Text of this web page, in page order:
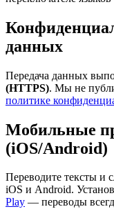
данных
Передача данных
(HTTPS). Мы не
политике
Мобильные
(iOS/Android)
Переводите тексты и
iOS и Android.
Play — переводы